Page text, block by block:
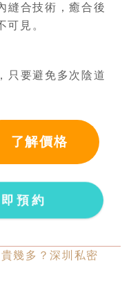
縫合技術，癒合後
可見。
只要避免多次陰道
了解價格
預約
幾多？深圳私密